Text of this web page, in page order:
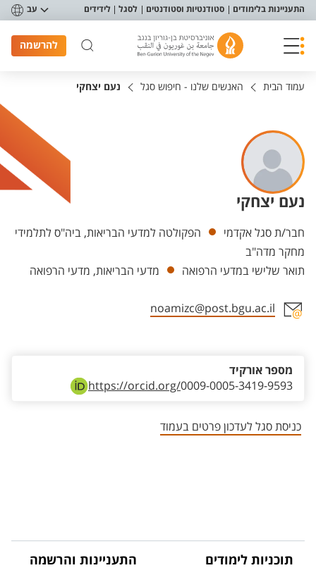
תפריט נגישות
התעניינות בלימודים סטודנטיות וסטודנטים לסגל לידידים עב
להרשמה
עמוד הבית האנשים שלנו - חיפוש סגל נעם יצחקי
נעם יצחקי
יחידות
חבר/ת סגל אקדמי
הפקולטה למדעי הבריאות, ביה"ס לתלמידי
מחקר מדה"ב
תואר שלישי במדעי הרפואה
מדעי הבריאות, מדעי הרפואה
noamizc@post.bgu.ac.il
https://orcid.org/0009-0005-3419-9593
מספר אורקיד
כניסת סגל לעדכון פרטים בעמוד
תוכניות לימודים התעניינות והרשמה